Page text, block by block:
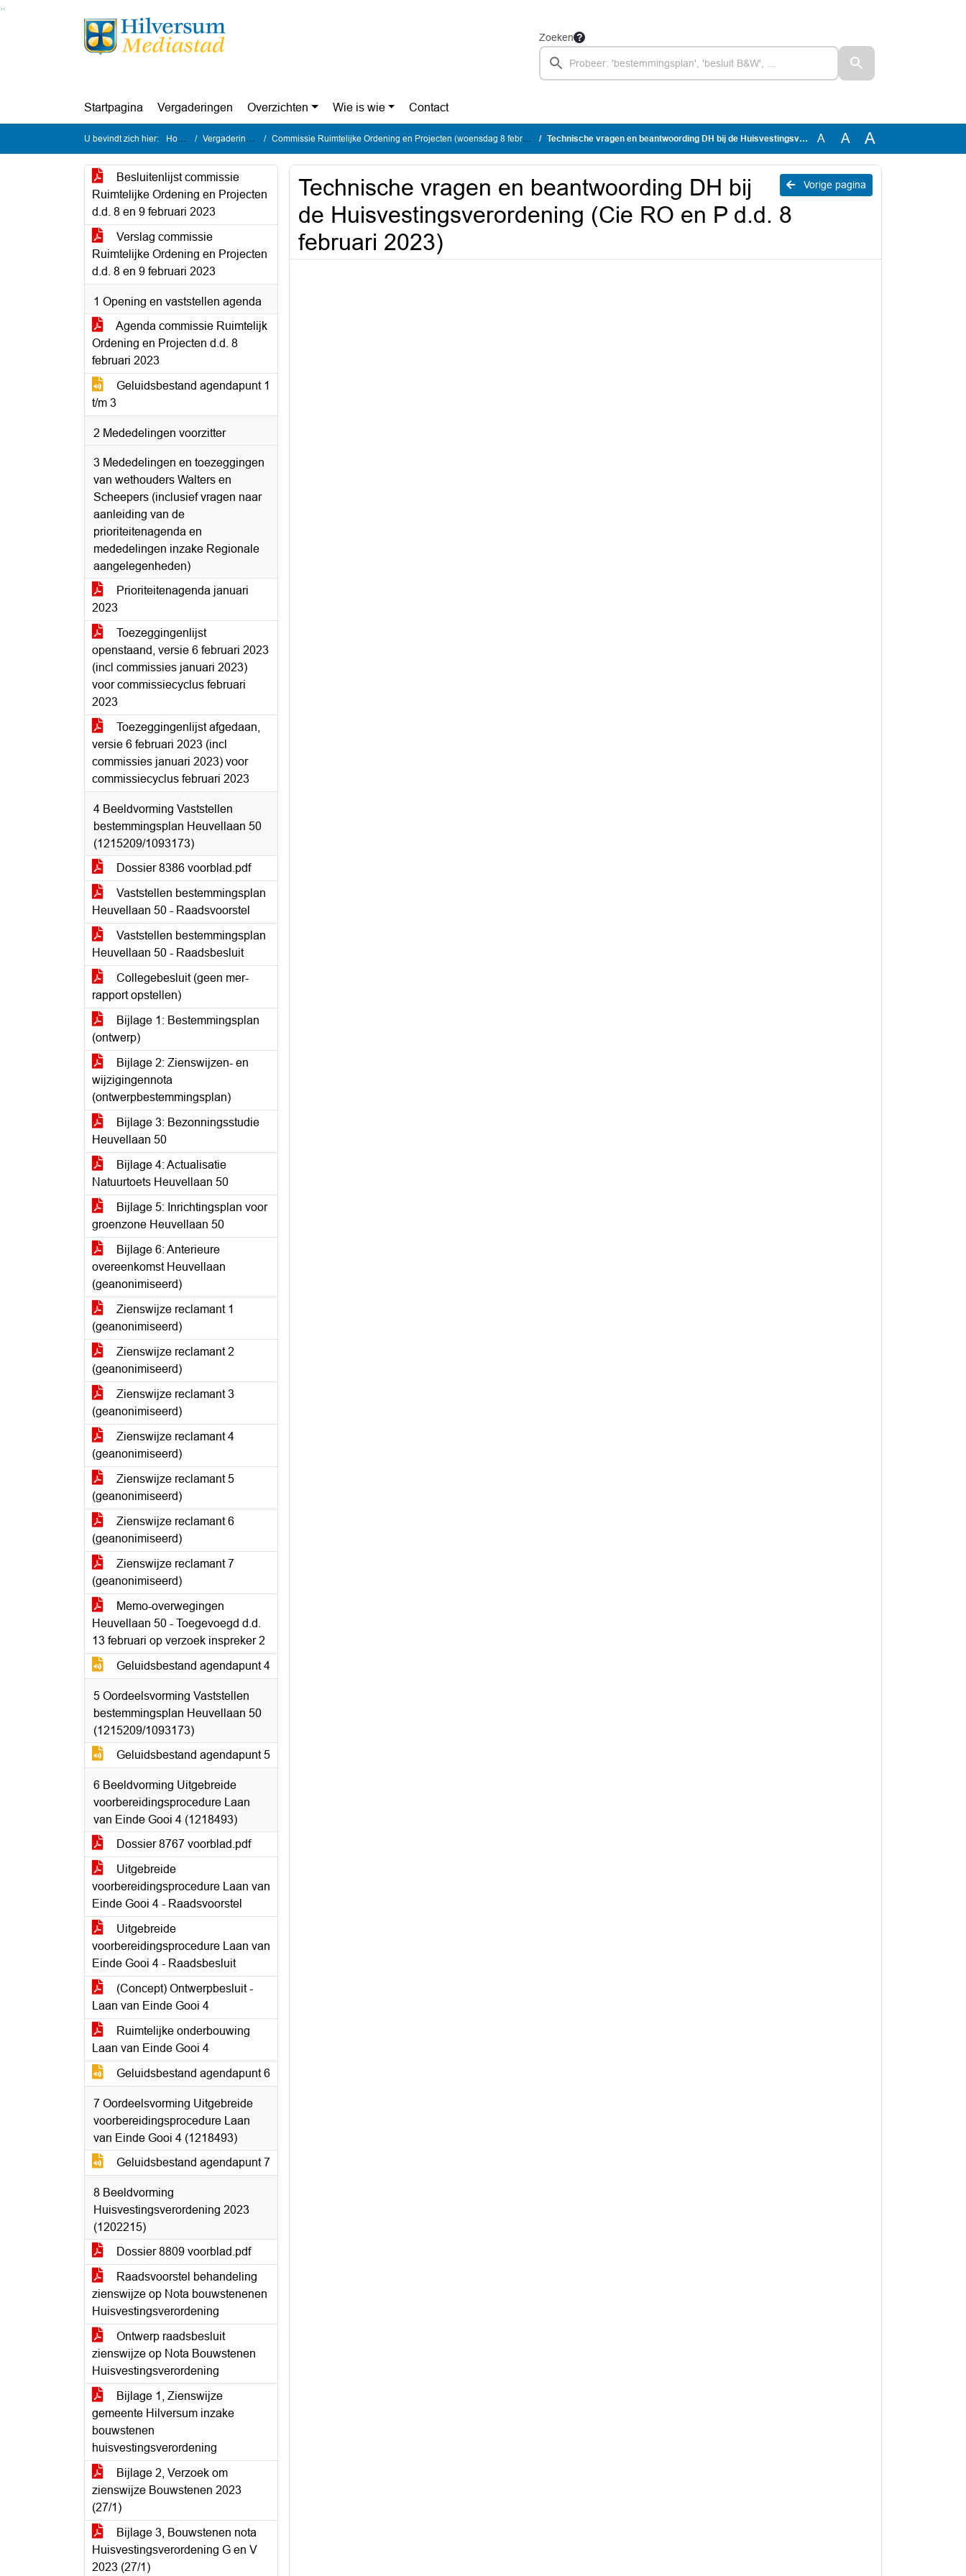
Ga naar de inhoud van deze pagina
Ga naar het zoeken
Ga naar het menu
Zoeken
Startpagina Vergaderingen Overzichten Wie is wie Contact
U bevindt zich hier: Home Vergaderingen Commissie Ruimtelijke Ordening en Projecten (woensdag 8 februari 2023) Technische vragen en beantwoording DH bij de Huisvestingsverordening (Cie RO en P d.d. 8 februari 2023) A A A
Besluitenlijst commissie
Ruimtelijke Ordening en Projecten
d.d. 8 en 9 februari 2023
Verslag commissie
Ruimtelijke Ordening en Projecten
d.d. 8 en 9 februari 2023
1 Opening en vaststellen agenda
Agenda commissie Ruimtelijk
Ordening en Projecten d.d. 8
februari 2023
Geluidsbestand agendapunt 1
t/m 3
2 Mededelingen voorzitter
3 Mededelingen en toezeggingen
van wethouders Walters en
Scheepers (inclusief vragen naar
aanleiding van de
prioriteitenagenda en
mededelingen inzake Regionale
aangelegenheden)
Prioriteitenagenda januari
2023
Toezeggingenlijst
openstaand, versie 6 februari 2023
(incl commissies januari 2023)
voor commissiecyclus februari
2023
Toezeggingenlijst afgedaan,
versie 6 februari 2023 (incl
commissies januari 2023) voor
commissiecyclus februari 2023
4 Beeldvorming Vaststellen
bestemmingsplan Heuvellaan 50
(1215209/1093173)
Dossier 8386 voorblad.pdf
Vaststellen bestemmingsplan
Heuvellaan 50 - Raadsvoorstel
Vaststellen bestemmingsplan
Heuvellaan 50 - Raadsbesluit
Collegebesluit (geen mer-
rapport opstellen)
Bijlage 1: Bestemmingsplan
(ontwerp)
Bijlage 2: Zienswijzen- en
wijzigingennota
(ontwerpbestemmingsplan)
Bijlage 3: Bezonningsstudie
Heuvellaan 50
Bijlage 4: Actualisatie
Natuurtoets Heuvellaan 50
Bijlage 5: Inrichtingsplan voor
groenzone Heuvellaan 50
Bijlage 6: Anterieure
overeenkomst Heuvellaan
(geanonimiseerd)
Zienswijze reclamant 1
(geanonimiseerd)
Zienswijze reclamant 2
(geanonimiseerd)
Zienswijze reclamant 3
(geanonimiseerd)
Zienswijze reclamant 4
(geanonimiseerd)
Zienswijze reclamant 5
(geanonimiseerd)
Zienswijze reclamant 6
(geanonimiseerd)
Zienswijze reclamant 7
(geanonimiseerd)
Memo-overwegingen
Heuvellaan 50 - Toegevoegd d.d.
13 februari op verzoek inspreker 2
Geluidsbestand agendapunt 4
5 Oordeelsvorming Vaststellen
bestemmingsplan Heuvellaan 50
(1215209/1093173)
Geluidsbestand agendapunt 5
6 Beeldvorming Uitgebreide
voorbereidingsprocedure Laan
van Einde Gooi 4 (1218493)
Dossier 8767 voorblad.pdf
Uitgebreide
voorbereidingsprocedure Laan van
Einde Gooi 4 - Raadsvoorstel
Uitgebreide
voorbereidingsprocedure Laan van
Einde Gooi 4 - Raadsbesluit
(Concept) Ontwerpbesluit -
Laan van Einde Gooi 4
Ruimtelijke onderbouwing
Laan van Einde Gooi 4
Geluidsbestand agendapunt 6
7 Oordeelsvorming Uitgebreide
voorbereidingsprocedure Laan
van Einde Gooi 4 (1218493)
Geluidsbestand agendapunt 7
8 Beeldvorming
Huisvestingsverordening 2023
(1202215)
Dossier 8809 voorblad.pdf
Raadsvoorstel behandeling
zienswijze op Nota bouwstenenen
Huisvestingsverordening
Ontwerp raadsbesluit
zienswijze op Nota Bouwstenen
Huisvestingsverordening
Bijlage 1, Zienswijze
gemeente Hilversum inzake
bouwstenen
huisvestingsverordening
Bijlage 2, Verzoek om
zienswijze Bouwstenen 2023
(27/1)
Bijlage 3, Bouwstenen nota
Huisvestingsverordening G en V
2023 (27/1)
Vorige pagina
Technische vragen en beantwoording DH bij
de Huisvestingsverordening (Cie RO en P d.d. 8
februari 2023)